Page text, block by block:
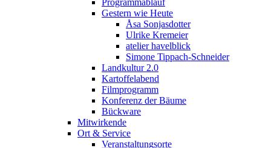
Programmablauf
Gestern wie Heute
Åsa Sonjasdotter
Ulrike Kremeier
atelier havelblick
Simone Tippach-Schneider
Landkultur 2.0
Kartoffelabend
Filmprogramm
Konferenz der Bäume
Bückware
Mitwirkende
Ort & Service
Veranstaltungsorte